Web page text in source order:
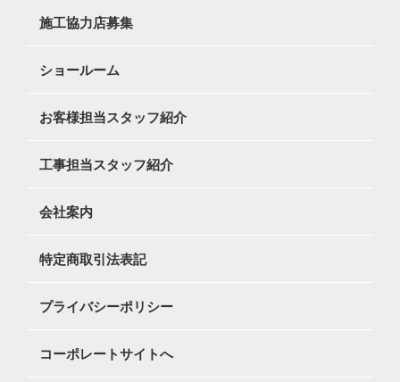
施工協力店募集
ショールーム
お客様担当スタッフ紹介
工事担当スタッフ紹介
会社案内
特定商取引法表記
プライバシーポリシー
コーポレートサイトへ